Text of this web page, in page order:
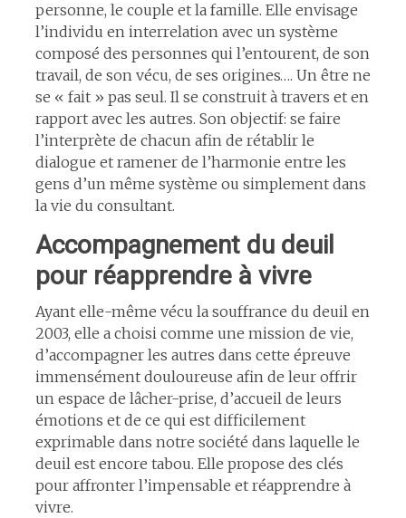
personne, le couple et la famille. Elle envisage
l’individu en interrelation avec un système
composé des personnes qui l’entourent, de son
travail, de son vécu, de ses origines…. Un être ne
se « fait » pas seul. Il se construit à travers et en
rapport avec les autres. Son objectif: se faire
l’interprète de chacun afin de rétablir le
dialogue et ramener de l’harmonie entre les
gens d’un même système ou simplement dans
la vie du consultant.
Accompagnement du deuil
pour réapprendre à vivre
Ayant elle-même vécu la souffrance du deuil en
2003, elle a choisi comme une mission de vie,
d’accompagner les autres dans cette épreuve
immensément douloureuse afin de leur offrir
un espace de lâcher-prise, d’accueil de leurs
émotions et de ce qui est difficilement
exprimable dans notre société dans laquelle le
deuil est encore tabou. Elle propose des clés
pour affronter l’impensable et réapprendre à
vivre.